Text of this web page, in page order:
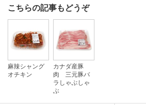
こちらの記事もどうぞ
麻辣シャング
オチキン
カナダ産豚
肉 三元豚バ
ラしゃぶしゃ
ぶ